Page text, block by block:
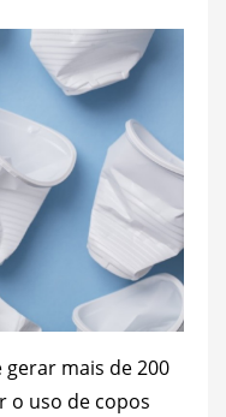
mais de 200
o uso de copos